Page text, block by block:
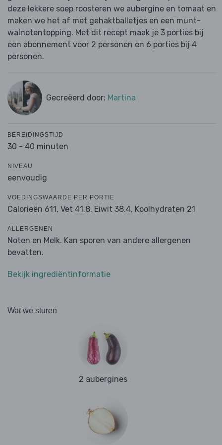
deze lekkere soep roosteren we aubergine en tomaat en
maken we het af met gehaktballetjes en een munt-
walnotentopping. Met dit recept maak je 3 porties bij
een abonnement voor 2 personen en 6 porties bij 4
personen.
Gecreëerd door: Martina
BEREIDINGSTIJD
30 - 40 minuten
NIVEAU
eenvoudig
VOEDINGSWAARDE PER PORTIE
Calorieën 611, Vet 41.8, Eiwit 38.4, Koolhydraten 21
ALLERGENEN
Noten en Melk. Kan sporen van andere allergenen
bevatten.
Bekijk ingrediëntinformatie
Wat we sturen
2 aubergines